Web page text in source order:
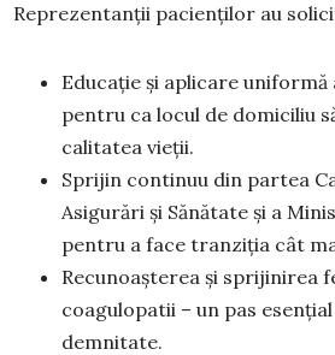
Reprezentanții pacienților au
Educație și aplicare
pentru ca locul de domiciliu
calitatea vieții.
Sprijin continuu din partea
Asigurări și Sănătate și a
pentru a face tranziția cât
Recunoașterea și sprijinirea
coagulopatii – un pas
demnitate.